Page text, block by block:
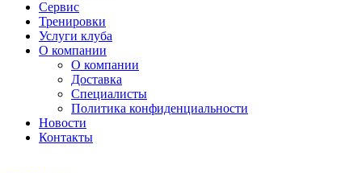
Сервис
Тренировки
Услуги клуба
О компании
О компании
Доставка
Специалисты
Политика конфиденциальности
Новости
Контакты